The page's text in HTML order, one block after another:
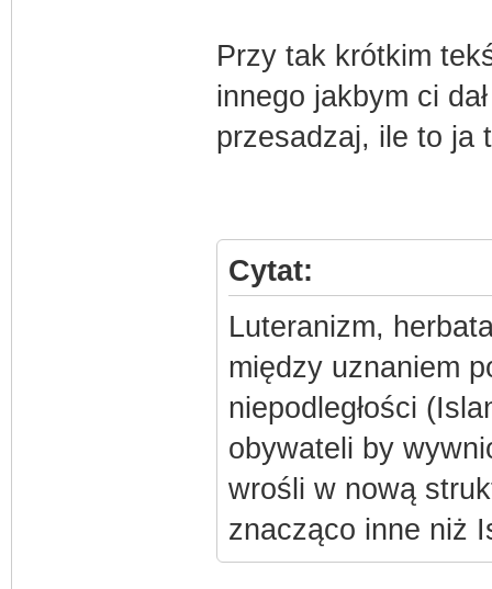
Przy tak krótkim
innego jakbym ci
przesadzaj, ile to ja
Cytat:
Luteranizm,
między uznaniem
niepodległości
obywateli by
wrośli w nową
znacząco inne niż